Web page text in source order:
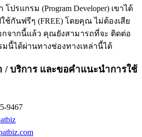
รแกรม (Program Developer) เขาได้
ช้กันฟรีๆ (FREE) โดยคุณ ไม่ต้องเสีย
กจากนี้แล้ว คุณยังสามารถที่จะ ติดต่อ
นี้ได้ผ่านทางช่องทางเหล่านี้ได้
บริการ และขอคำแนะนำการใช้
9467